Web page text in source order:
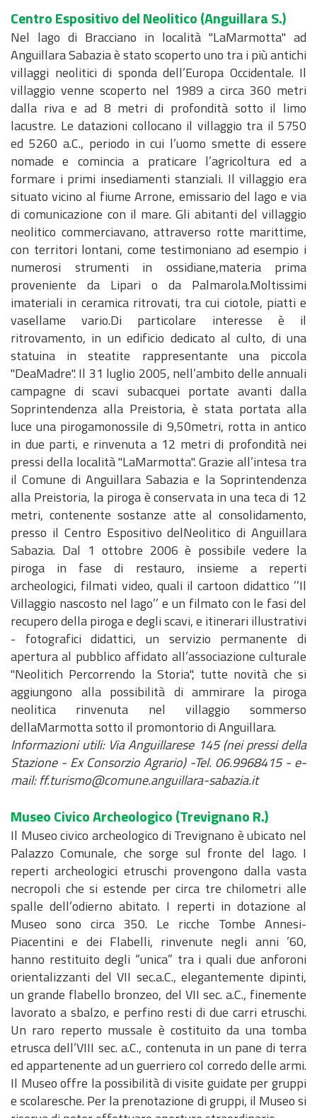
Centro Espositivo del Neolitico(Anguillara S.)
Nel lago di Bracciano in località "LaMarmotta" ad
Anguillara Sabazia è stato scoperto uno tra i più antichi
villaggi neolitici di sponda dell’Europa Occidentale. Il
villaggio venne scoperto nel 1989 a circa 360 metri
dalla riva e ad 8 metri di profondità sotto il limo
lacustre. Le datazioni collocano il villaggio tra il 5750
ed 5260 a.C., periodo in cui l’uomo smette di essere
nomade e comincia a praticare l’agricoltura ed a
formare i primi insediamenti stanziali. Il villaggio era
situato vicino al fiume Arrone, emissario del lago e via
di comunicazione con il mare. Gli abitanti del villaggio
neolitico commerciavano, attraverso rotte marittime,
con territori lontani, come testimoniano ad esempio i
numerosi strumenti in ossidiane,materia prima
proveniente da Lipari o da Palmarola.Moltissimi
imateriali in ceramica ritrovati, tra cui ciotole, piatti e
vasellame vario.Di particolare interesse è il
ritrovamento, in un edificio dedicato al culto, di una
statuina in steatite rappresentante una piccola
"DeaMadre". Il 31 luglio 2005, nell’ambito delle annuali
campagne di scavi subacquei portate avanti dalla
Soprintendenza alla Preistoria, è stata portata alla
luce una pirogamonossile di 9,50metri, rotta in antico
in due parti, e rinvenuta a 12 metri di profondità nei
pressi della località "LaMarmotta". Grazie all’intesa tra
il Comune di Anguillara Sabazia e la Soprintendenza
alla Preistoria, la piroga è conservata in una teca di 12
metri, contenente sostanze atte al consolidamento,
presso il Centro Espositivo delNeolitico di Anguillara
Sabazia. Dal 1 ottobre 2006 è possibile vedere la
piroga in fase di restauro, insieme a reperti
archeologici, filmati video, quali il cartoon didattico ’’Il
Villaggio nascosto nel lago’’ e un filmato con le fasi del
recupero della piroga e degli scavi, e itinerari illustrativi
- fotografici didattici, un servizio permanente di
apertura al pubblico affidato all’associazione culturale
"Neolitich Percorrendo la Storia", tutte novità che si
aggiungono alla possibilità di ammirare la piroga
neolitica rinvenuta nel villaggio sommerso
dellaMarmotta sotto il promontorio di Anguillara.
Informazioni utili: Via Anguillarese 145 (nei pressi della
Stazione - Ex Consorzio Agrario) -Tel. 06.9968415 - e-
mail: ff.turismo@comune.anguillara-sabazia.it
Museo Civico Archeologico(Trevignano R.)
Il Museo civico archeologico di Trevignano è ubicato nel
Palazzo Comunale, che sorge sul fronte del lago. I
reperti archeologici etruschi provengono dalla vasta
necropoli che si estende per circa tre chilometri alle
spalle dell’odierno abitato. I reperti in dotazione al
Museo sono circa 350. Le ricche Tombe Annesi-
Piacentini e dei Flabelli, rinvenute negli anni ’60,
hanno restituito degli “unica” tra i quali due anforoni
orientalizzanti del VII sec.a.C., elegantemente dipinti,
un grande flabello bronzeo, del VII sec. a.C., finemente
lavorato a sbalzo, e perfino resti di due carri etruschi.
Un raro reperto mussale è costituito da una tomba
etrusca dell’VIII sec. a.C., contenuta in un pane di terra
ed appartenente ad un guerriero col corredo delle armi.
Il Museo offre la possibilità di visite guidate per gruppi
e scolaresche. Per la prenotazione di gruppi, il Museo si